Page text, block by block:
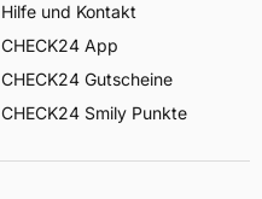
Hilfe und Kontakt
CHECK24 App
CHECK24 Gutscheine
CHECK24 Smily Punkte